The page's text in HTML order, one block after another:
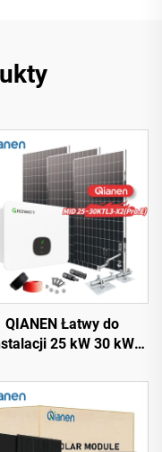
QIANEN Łatwy do
25 kW 30 kW
System Paneli
On-Grid
Monokrystalicznych z
Regulatorem MPPT